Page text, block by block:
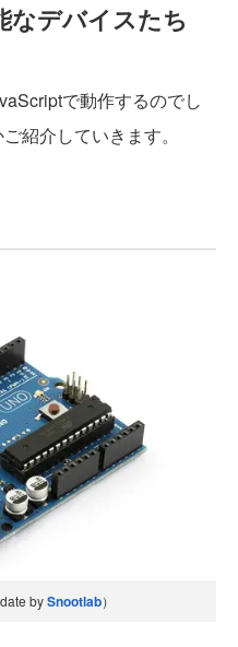
なデバイスたち
で動作するのでし
紹介していきます。
bySnootlab）